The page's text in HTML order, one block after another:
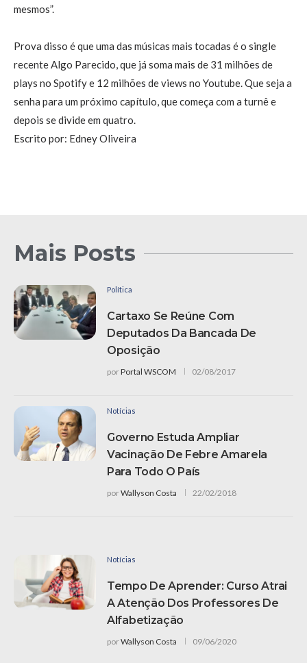
mesmos”.
Prova disso é que uma das músicas mais tocadas é o single
recente Algo Parecido, que já soma mais de 31 milhões de
plays no Spotify e 12 milhões de views no Youtube. Que seja a
senha para um próximo capítulo, que começa com a turnê e
depois se divide em quatro.
Escrito por: Edney Oliveira
Mais Posts
Política
Cartaxo Se Reúne Com
Deputados Da Bancada De
Oposição
porPortal WSCOM 02/08/2017
Notícias
Governo Estuda Ampliar
Vacinação De Febre Amarela
Para Todo O País
porWallyson Costa 22/02/2018
Notícias
Tempo De Aprender: Curso Atrai
A Atenção Dos Professores De
Alfabetização
porWallyson Costa 09/06/2020